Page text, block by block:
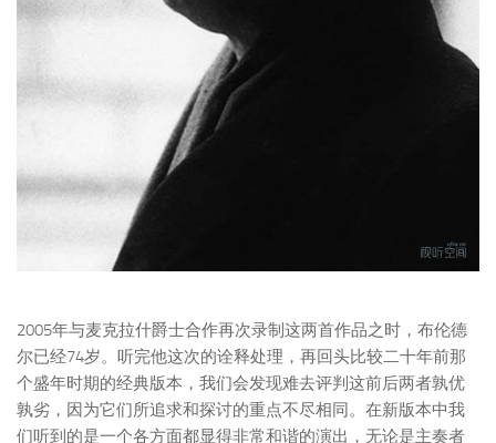
2005年与麦克拉什爵士合作再次录制这两首作品之时，布伦德
尔已经74岁。听完他这次的诠释处理，再回头比较二十年前那
个盛年时期的经典版本，我们会发现难去评判这前后两者孰优
孰劣，因为它们所追求和探讨的重点不尽相同。在新版本中我
们听到的是一个各方面都显得非常和谐的演出，无论是主奏者